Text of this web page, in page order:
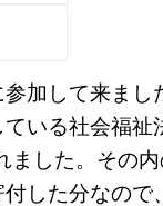
加して来まし
いる社会福祉
ました。その
した分なので